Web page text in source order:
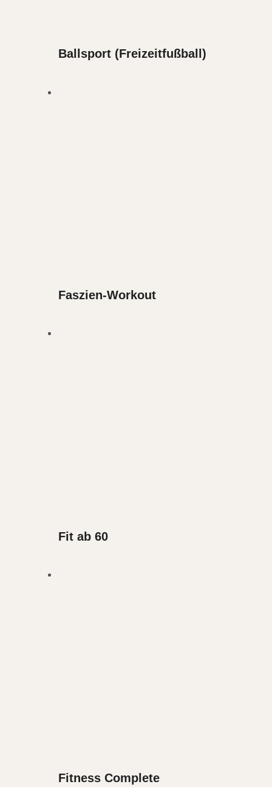
Ballsport (Freizeitfußball)
Faszien-Workout
Fit ab 60
Fitness Complete